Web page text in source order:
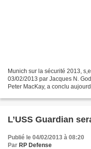
Munich sur la sécurité 2013,
03/02/2013 par Jacques N.
Peter MacKay, a conclu
L’USS Guardian
Publié le 04/02/2013 à 08:20
Par RP Defense